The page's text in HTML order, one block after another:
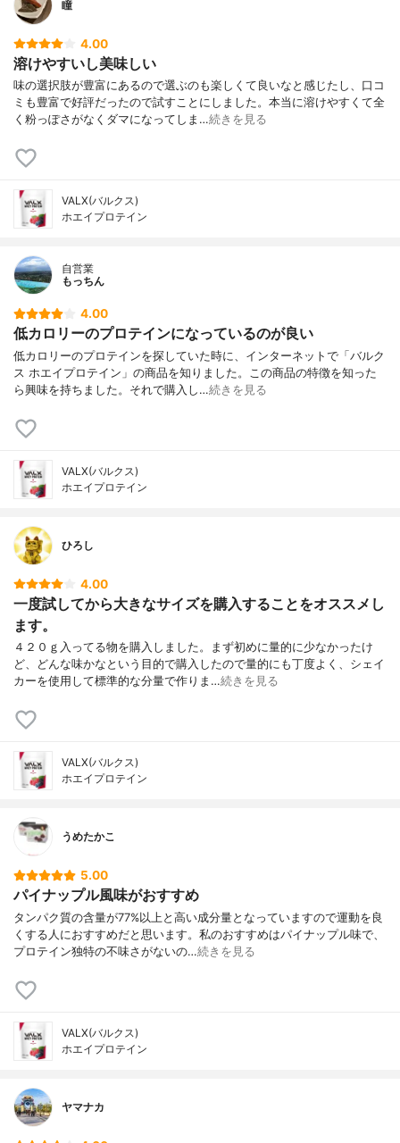
瞳
4.00
溶けやすいし美味しい
味の選択肢が豊富にあるので選ぶのも楽しくて良いなと感じたし、口コ
ミも豊富で好評だったので試すことにしました。本当に溶けやすくて全
く粉っぽさがなくダマになってしま…続きを見る
VALX(バルクス)
ホエイプロテイン
自営業
もっちん
4.00
低カロリーのプロテインになっているのが良い
低カロリーのプロテインを探していた時に、インターネットで「バルク
ス ホエイプロテイン」の商品を知りました。この商品の特徴を知った
ら興味を持ちました。それで購入し…続きを見る
VALX(バルクス)
ホエイプロテイン
ひろし
4.00
一度試してから大きなサイズを購入することをオススメし
ます。
４２０ｇ入ってる物を購入しました。まず初めに量的に少なかったけ
ど、どんな味かなという目的で購入したので量的にも丁度よく、シェイ
カーを使用して標準的な分量で作りま…続きを見る
VALX(バルクス)
ホエイプロテイン
うめたかこ
5.00
パイナップル風味がおすすめ
タンパク質の含量が77%以上と高い成分量となっていますので運動を良
くする人におすすめだと思います。私のおすすめはパイナップル味で、
プロテイン独特の不味さがないの…続きを見る
VALX(バルクス)
ホエイプロテイン
ヤマナカ